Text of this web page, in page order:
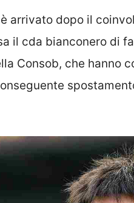
arrivato dopo il
il cda bianconero di
Consob, che hanno